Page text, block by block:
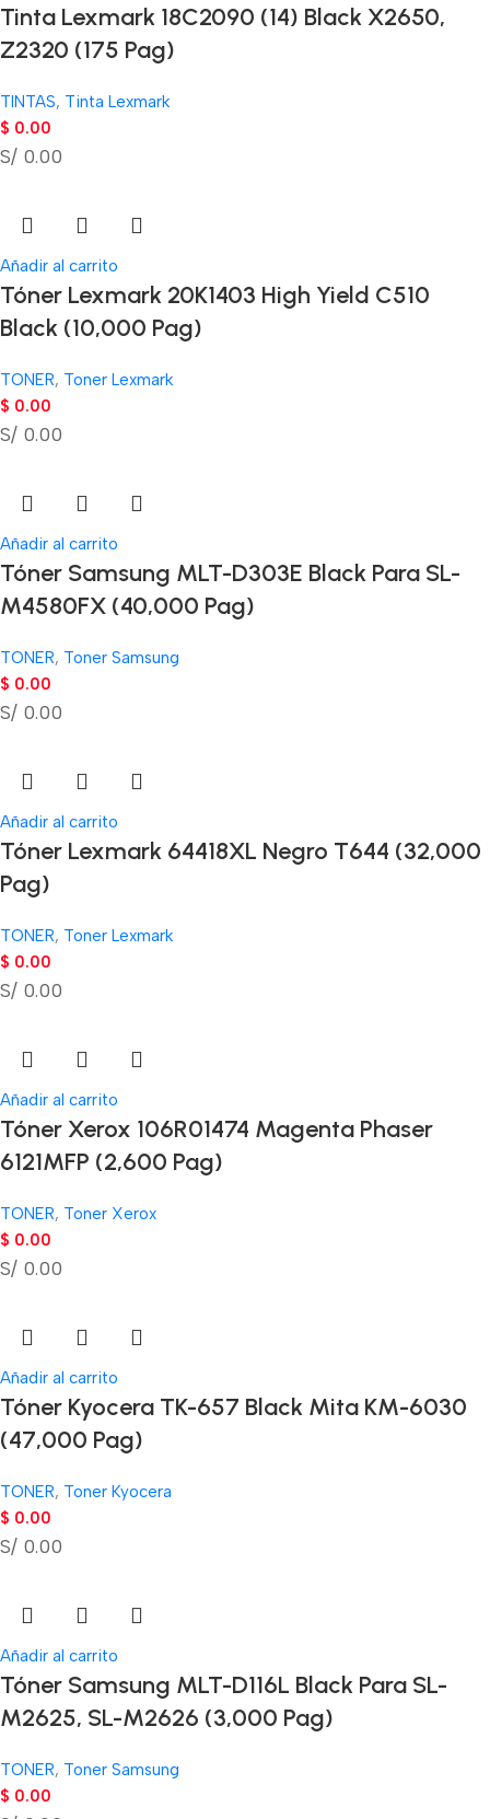
Tinta Lexmark 18C2090 (14) Black X2650,
Z2320 (175 Pag)
TINTAS, Tinta Lexmark
$ 0.00
S/ 0.00
Añadir al carrito
Tóner Lexmark 20K1403 High Yield C510
Black (10,000 Pag)
TONER, Toner Lexmark
$ 0.00
S/ 0.00
Añadir al carrito
Tóner Samsung MLT-D303E Black Para SL-
M4580FX (40,000 Pag)
TONER, Toner Samsung
$ 0.00
S/ 0.00
Añadir al carrito
Tóner Lexmark 64418XL Negro T644 (32,000
Pag)
TONER, Toner Lexmark
$ 0.00
S/ 0.00
Añadir al carrito
Tóner Xerox 106R01474 Magenta Phaser
6121MFP (2,600 Pag)
TONER, Toner Xerox
$ 0.00
S/ 0.00
Añadir al carrito
Tóner Kyocera TK-657 Black Mita KM-6030
(47,000 Pag)
TONER, Toner Kyocera
$ 0.00
S/ 0.00
Añadir al carrito
Tóner Samsung MLT-D116L Black Para SL-
M2625, SL-M2626 (3,000 Pag)
TONER, Toner Samsung
$ 0.00